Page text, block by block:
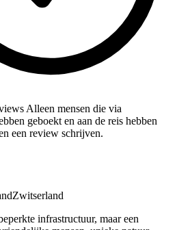
Alleen mensen die via
geboekt en aan de reis hebben
een review schrijven.
Zwitserland
infrastructuur, maar een